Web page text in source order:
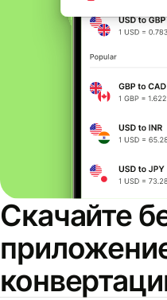
Скачайте